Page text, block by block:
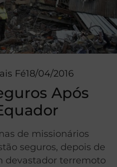
Fé18/04/2016
Após
de missionários
seguros, depois de
devastador terremoto